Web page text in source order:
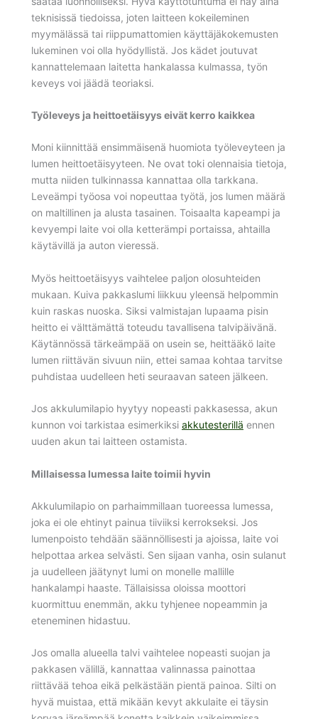
teknisissä tiedoissa, joten laitteen kokeileminen
myymälässä tai riippumattomien käyttäjäkokemusten
lukeminen voi olla hyödyllistä. Jos kädet joutuvat
kannattelemaan laitetta hankalassa kulmassa, työn
keveys voi jäädä teoriaksi.
Työleveys ja heittoetäisyys eivät kerro kaikkea
Moni kiinnittää ensimmäisenä huomiota työleveyteen ja
lumen heittoetäisyyteen. Ne ovat toki olennaisia tietoja,
mutta niiden tulkinnassa kannattaa olla tarkkana.
Leveämpi työosa voi nopeuttaa työtä, jos lumen määrä
on maltillinen ja alusta tasainen. Toisaalta kapeampi ja
kevyempi laite voi olla ketterämpi portaissa, ahtailla
käytävillä ja auton vieressä.
Myös heittoetäisyys vaihtelee paljon olosuhteiden
mukaan. Kuiva pakkaslumi liikkuu yleensä helpommin
kuin raskas nuoska. Siksi valmistajan lupaama pisin
heitto ei välttämättä toteudu tavallisena talvipäivänä.
Käytännössä tärkeämpää on usein se, heittääkö laite
lumen riittävän sivuun niin, ettei samaa kohtaa tarvitse
puhdistaa uudelleen heti seuraavan sateen jälkeen.
Jos akkulumilapio hyytyy nopeasti pakkasessa, akun
kunnon voi tarkistaa esimerkiksi akkutesterillä ennen
uuden akun tai laitteen ostamista.
Millaisessa lumessa laite toimii hyvin
Akkulumilapio on parhaimmillaan tuoreessa lumessa,
joka ei ole ehtinyt painua tiiviiksi kerrokseksi. Jos
lumenpoisto tehdään säännöllisesti ja ajoissa, laite voi
helpottaa arkea selvästi. Sen sijaan vanha, osin sulanut
ja uudelleen jäätynyt lumi on monelle mallille
hankalampi haaste. Tällaisissa oloissa moottori
kuormittuu enemmän, akku tyhjenee nopeammin ja
eteneminen hidastuu.
Jos omalla alueella talvi vaihtelee nopeasti suojan ja
pakkasen välillä, kannattaa valinnassa painottaa
riittävää tehoa eikä pelkästään pientä painoa. Silti on
hyvä muistaa, että mikään kevyt akkulaite ei täysin